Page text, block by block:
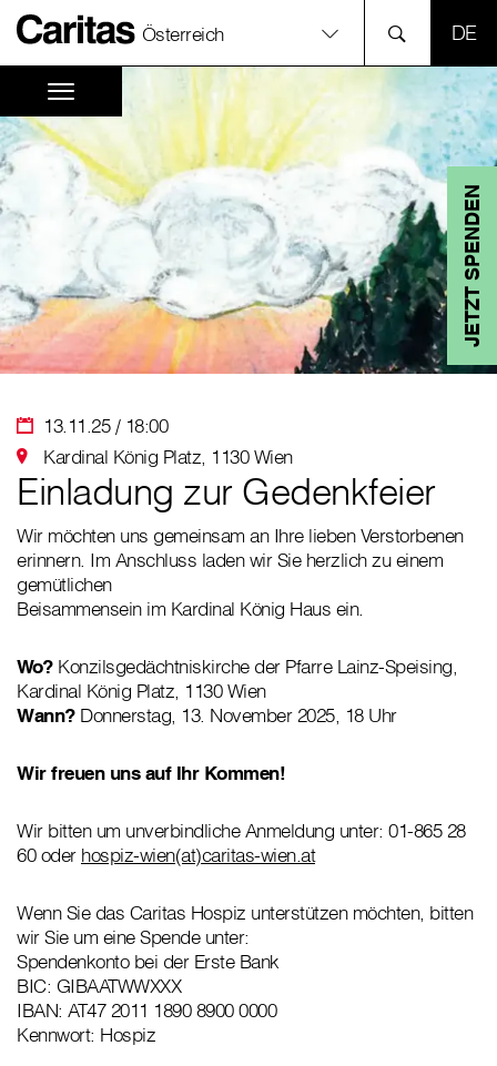
Österreich
JETZT SPENDEN
13.11.25 / 18:00
Kardinal König Platz, 1130 Wien
Einladung zur Gedenkfeier
Wir möchten uns gemeinsam an Ihre lieben Verstorbenen
erinnern. Im Anschluss laden wir Sie herzlich zu einem
gemütlichen
Beisammensein im Kardinal König Haus ein.
Wo?Konzilsgedächtniskirche der Pfarre Lainz-Speising,
Kardinal König Platz, 1130 Wien
Wann? Donnerstag, 13. November 2025, 18 Uhr
Wir freuen uns auf Ihr Kommen!
Wir bitten um unverbindliche Anmeldung unter: 01-865 28
60 oder hospiz-wien(at)caritas-wien.at
Wenn Sie das Caritas Hospiz unterstützen möchten, bitten
wir Sie um eine Spende unter:
Spendenkonto bei der Erste Bank
BIC: GIBAATWWXXX
IBAN: AT47 2011 1890 8900 0000
Kennwort: Hospiz